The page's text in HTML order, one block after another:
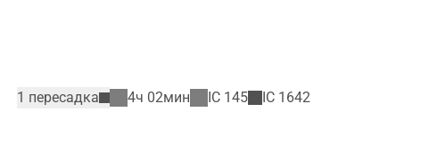
1 пересадка 4ч 02мин IC 145 IC 1642